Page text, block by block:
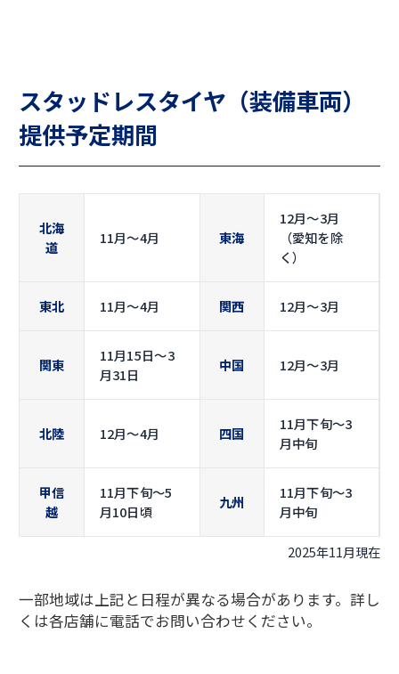
スタッドレスタイヤ（装備車両）
提供予定期間
北海
道
11月〜4月 東海
12月〜3月
（愛知を除
く）
東北 11月〜4月 関西 12月〜3月
関東
11月15日〜3
月31日
中国 12月〜3月
北陸 12月〜4月 四国
11月下旬〜3
月中旬
甲信
越
11月下旬〜5
月10日頃
九州
11月下旬〜3
月中旬
2025年11月現在
一部地域は上記と日程が異なる場合があります。詳し
くは各店舗に電話でお問い合わせください。